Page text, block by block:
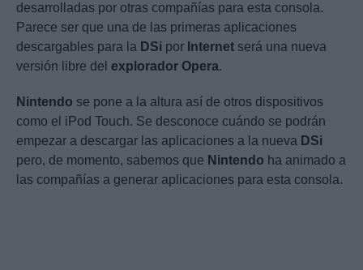
desarrolladas por otras compañías para esta consola.
Parece ser que una de las primeras aplicaciones
descargables para la DSi por Internet será una nueva
versión libre del explorador Opera.
Nintendo se pone a la altura así de otros dispositivos
como el iPod Touch. Se desconoce cuándo se podrán
empezar a descargar las aplicaciones a la nueva DSi
pero, de momento, sabemos que Nintendo ha animado a
las compañías a generar aplicaciones para esta consola.